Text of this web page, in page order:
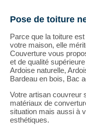
Pose de toiture
Parce que la toiture
votre maison, elle
Couverture vous
et de qualité
Ardoise naturelle,
Bardeau en bois, Bac
Votre artisan couvreur
matériaux de
situation mais aussi à
esthétiques.